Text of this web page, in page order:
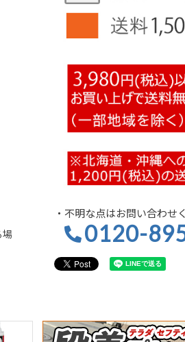
・不明な点はお問い合わせ
0120-